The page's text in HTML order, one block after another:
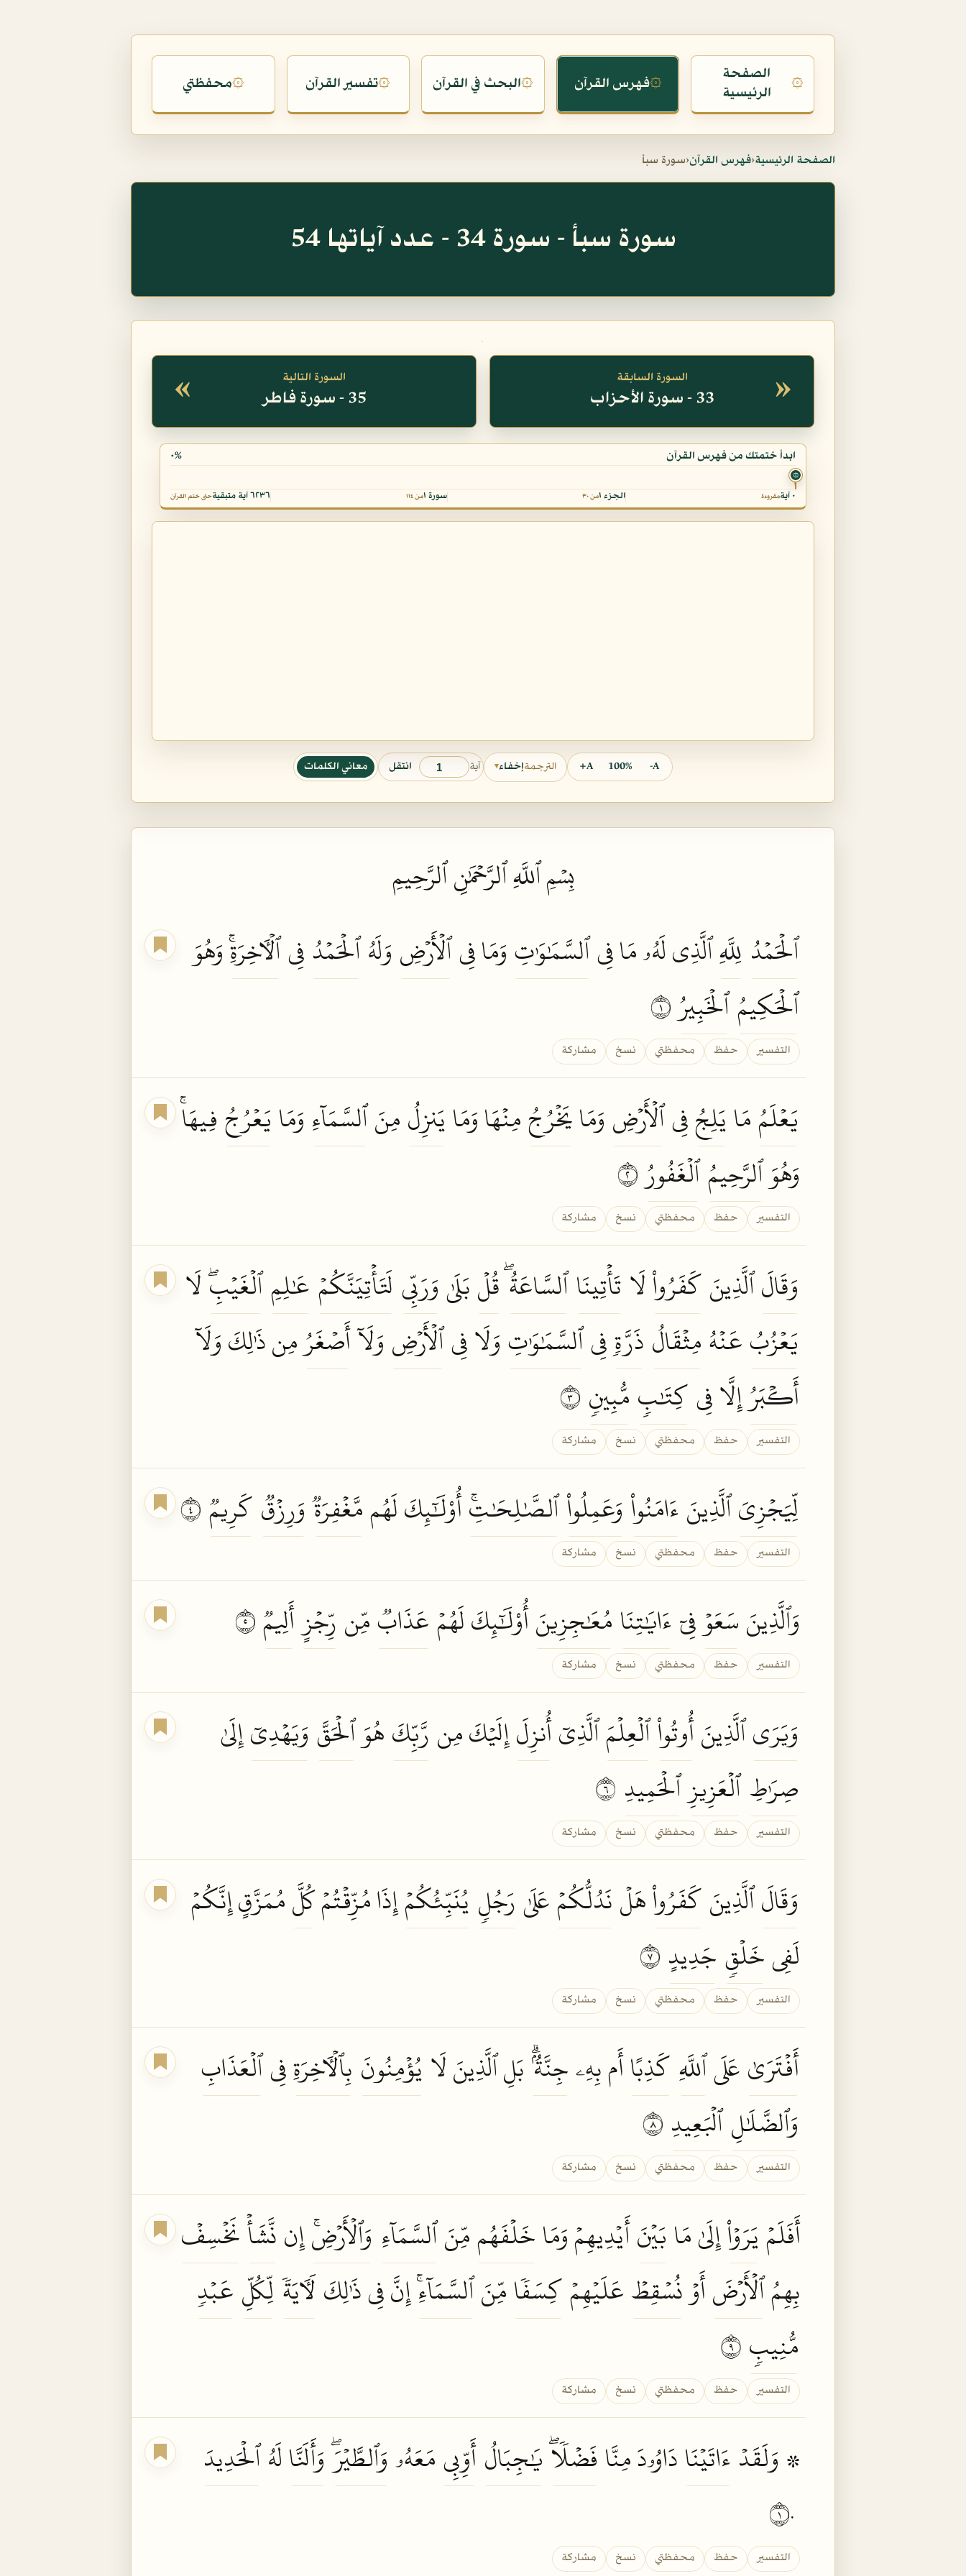
۞
الصفحة
الرئيسية
۞فهرس القرآن ۞البحث في القرآن ۞تفسير القرآن ۞محفظتي
الصفحة الرئيسية‹فهرس القرآن‹سورة سبأ
سورة سبأ - سورة 34 - عدد آياتها 54
» السورة السابقة
33 - سورة الأحزاب « السورة التالية
35 - سورة فاطر
ابدأ ختمتك من فهرس القرآن ٠%
۞
٠ آية مقروءة الجزء ١ من ٣٠ سورة ١ من ١١٤ ٦٢٣٦ آية متبقية حتى ختم القرآن
A-
100%
A+ الترجمةإخفاء▾ آية انتقل معاني الكلمات
بِسۡمِ ٱللَّهِ ٱلرَّحۡمَٰنِ ٱلرَّحِيمِ
ٱلۡحَمۡدُ لِلَّهِٱلَّذِي لَهُۥ مَا فِيٱلسَّمَٰوَٰتِوَمَا فِيٱلۡأَرۡضِوَلَهُٱلۡحَمۡدُفِيٱلۡأٓخِرَةِۚوَهُوَ
ٱلۡحَكِيمُٱلۡخَبِيرُ
التفسير حفظ محفظتي نسخ مشاركة
يَعۡلَمُمَايَلِجُفِيٱلۡأَرۡضِوَمَايَخۡرُجُمِنۡهَا وَمَايَنزِلُمِنَٱلسَّمَآءِوَمَايَعۡرُجُفِيهَاۚ
وَهُوَٱلرَّحِيمُٱلۡغَفُورُ
التفسير حفظ محفظتي نسخ مشاركة
وَقَالَٱلَّذِينَكَفَرُواْلَاتَأۡتِينَاٱلسَّاعَةُۖ قُلۡبَلَىٰوَرَبِّي لَتَأۡتِيَنَّكُمۡعَٰلِمِٱلۡغَيۡبِۖلَا
يَعۡزُبُعَنۡهُمِثۡقَالُذَرَّةٖفِيٱلسَّمَٰوَٰتِوَلَا فِيٱلۡأَرۡضِوَلَآأَصۡغَرُمِن ذَٰلِكَ وَلَآ
أَكۡبَرُإِلَّا فِيكِتَٰبٖمُّبِينٖ
التفسير حفظ محفظتي نسخ مشاركة
لِّيَجۡزِيَٱلَّذِينَءَامَنُواْوَعَمِلُواْٱلصَّٰلِحَٰتِۚأُوْلَٰٓئِكَ لَهُممَّغۡفِرَةٞ وَرِزۡقٞكَرِيمٞ
التفسير حفظ محفظتي نسخ مشاركة
وَٱلَّذِينَسَعَوۡ فِيٓءَايَٰتِنَامُعَٰجِزِينَأُوْلَٰٓئِكَ لَهُمۡعَذَابٞمِّنرِّجۡزٍأَلِيمٞ
التفسير حفظ محفظتي نسخ مشاركة
وَيَرَىٱلَّذِينَأُوتُواْٱلۡعِلۡمَٱلَّذِيٓأُنزِلَإِلَيۡكَ مِنرَّبِّكَهُوَٱلۡحَقَّوَيَهۡدِيٓإِلَىٰ
صِرَٰطِٱلۡعَزِيزِٱلۡحَمِيدِ
التفسير حفظ محفظتي نسخ مشاركة
وَقَالَٱلَّذِينَكَفَرُواْهَلۡنَدُلُّكُمۡعَلَىٰرَجُلٖ يُنَبِّئُكُمۡإِذَا مُزِّقۡتُمۡكُلَّمُمَزَّقٍ إِنَّكُمۡ
لَفِيخَلۡقٖجَدِيدٍ
التفسير حفظ محفظتي نسخ مشاركة
أَفۡتَرَىٰعَلَىٱللَّهِكَذِبًاأَم بِهِۦجِنَّةُۢۗبَلِ ٱلَّذِينَ لَايُؤۡمِنُونَ بِٱلۡأٓخِرَةِفِيٱلۡعَذَابِ
وَٱلضَّلَٰلِٱلۡبَعِيدِ
التفسير حفظ محفظتي نسخ مشاركة
أَفَلَمۡيَرَوۡاْإِلَىٰ مَابَيۡنَأَيۡدِيهِمۡ وَمَاخَلۡفَهُممِّنَٱلسَّمَآءِ وَٱلۡأَرۡضِۚإِننَّشَأۡنَخۡسِفۡ
بِهِمُٱلۡأَرۡضَأَوۡنُسۡقِطۡعَلَيۡهِمۡكِسَفٗامِّنَٱلسَّمَآءِۚإِنَّ فِي ذَٰلِكَلَأٓيَةٗلِّكُلِّعَبۡدٖ
مُّنِيبٖ
التفسير حفظ محفظتي نسخ مشاركة
۞ وَلَقَدۡءَاتَيۡنَادَاوُۥدَ مِنَّافَضۡلٗاۖيَٰجِبَالُأَوِّبِيمَعَهُۥوَٱلطَّيۡرَۖ وَأَلَنَّالَهُٱلۡحَدِيدَ
التفسير حفظ محفظتي نسخ مشاركة